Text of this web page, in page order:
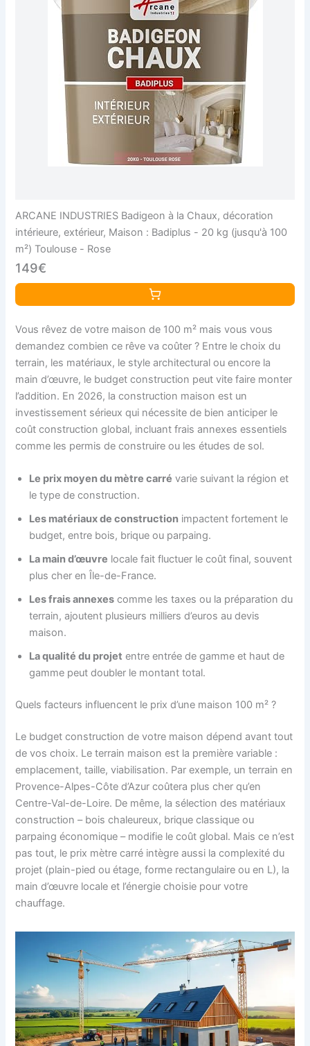
ARCANE INDUSTRIES Badigeon à la Chaux, décoration
intérieure, extérieur, Maison : Badiplus - 20 kg (jusqu'à 100
m²) Toulouse - Rose
149€
Vous rêvez de votre maison de 100 m² mais vous vous
demandez combien ce rêve va coûter ? Entre le choix du
terrain, les matériaux, le style architectural ou encore la
main d’œuvre, le budget construction peut vite faire monter
l’addition. En 2026, la construction maison est un
investissement sérieux qui nécessite de bien anticiper le
coût construction global, incluant frais annexes essentiels
comme les permis de construire ou les études de sol.
Le prix moyen du mètre carré varie suivant la région et
le type de construction.
Les matériaux de construction impactent fortement le
budget, entre bois, brique ou parpaing.
La main d’œuvre locale fait fluctuer le coût final, souvent
plus cher en Île-de-France.
Les frais annexes comme les taxes ou la préparation du
terrain, ajoutent plusieurs milliers d’euros au devis
maison.
La qualité du projet entre entrée de gamme et haut de
gamme peut doubler le montant total.
Quels facteurs influencent le prix d’une maison 100 m² ?
Le budget construction de votre maison dépend avant tout
de vos choix. Le terrain maison est la première variable :
emplacement, taille, viabilisation. Par exemple, un terrain en
Provence-Alpes-Côte d’Azur coûtera plus cher qu’en
Centre-Val-de-Loire. De même, la sélection des matériaux
construction – bois chaleureux, brique classique ou
parpaing économique – modifie le coût global. Mais ce n’est
pas tout, le prix mètre carré intègre aussi la complexité du
projet (plain-pied ou étage, forme rectangulaire ou en L), la
main d’œuvre locale et l’énergie choisie pour votre
chauffage.